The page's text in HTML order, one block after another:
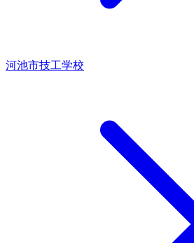
河池市技工学校